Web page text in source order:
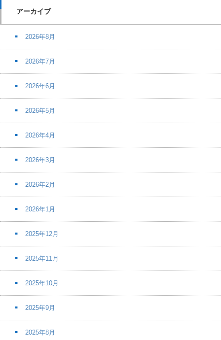
アーカイブ
2026年8月
2026年7月
2026年6月
2026年5月
2026年4月
2026年3月
2026年2月
2026年1月
2025年12月
2025年11月
2025年10月
2025年9月
2025年8月